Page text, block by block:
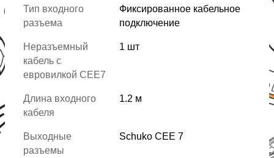
Тип входного
разъема
Фиксированное кабельное
подключение
Неразъемный
кабель с
евровилкой СEE7
1 шт
Длина входного
кабеля
1.2 м
Выходные
разъемы
Schuko CEE 7